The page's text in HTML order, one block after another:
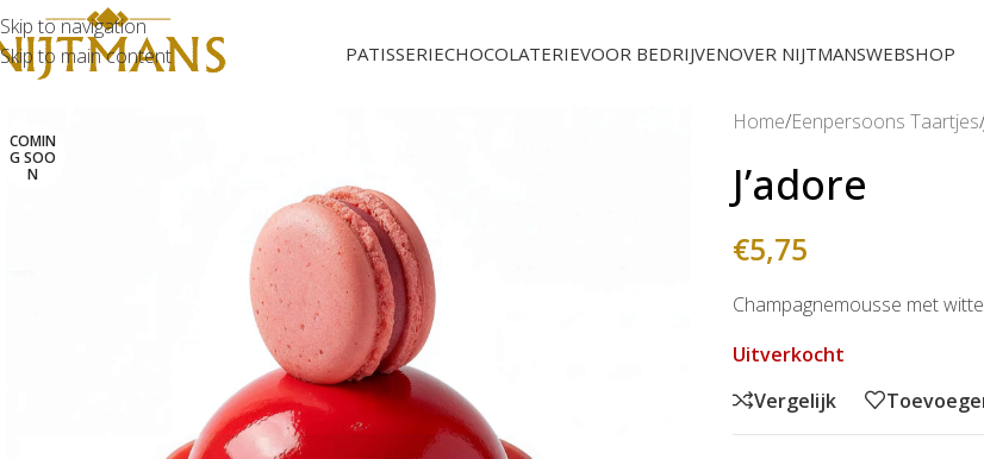
Skip to navigation
Skip to main content
PATISSERIECHOCOLATERIEVOOR BEDRIJVENOVER NIJTMANSWEBSHOP
COMIN
G SOO
N
Home/Eenpersoons Taartjes/
J’adore
€5,75
Champagnemousse met
Uitverkocht
Vergelijk